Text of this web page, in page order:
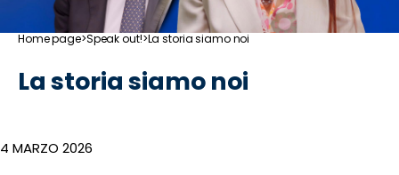
Abilità
Salute
Benessere
Rifugiati
La storia siamo noi
Home page>Speak out!>La storia siamo noi
4 MARZO 2026